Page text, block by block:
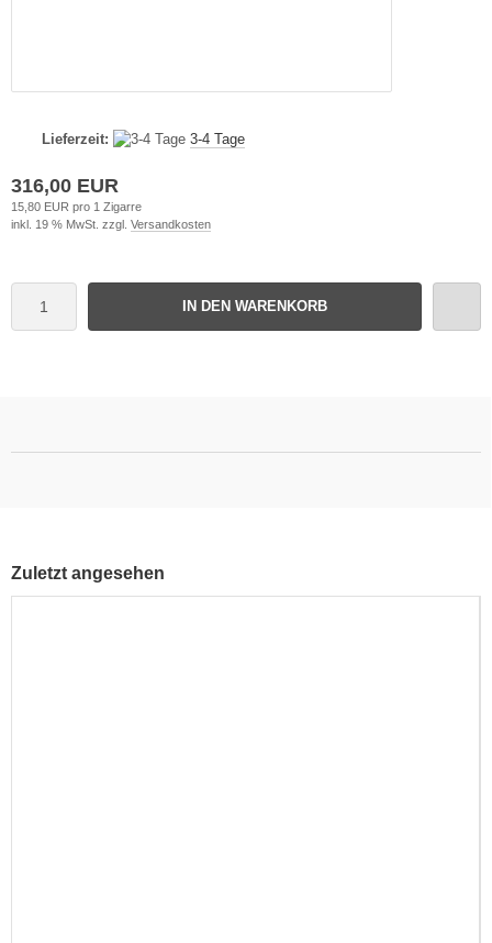
Lieferzeit: 3-4 Tage
316,00 EUR
15,80 EUR pro 1 Zigarre
inkl. 19 % MwSt. zzgl. Versandkosten
IN DEN WARENKORB
Zuletzt angesehen